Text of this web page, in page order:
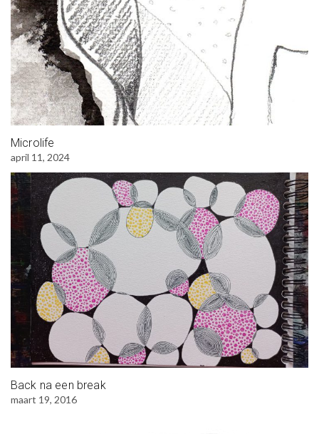
Microlife
april 11, 2024
Back na een break
maart 19, 2016